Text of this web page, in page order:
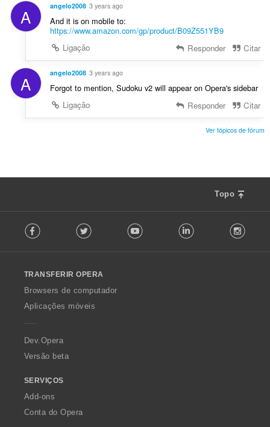
A angelo2008 3 years ago
And it is on mobile to:
https://www.amazon.com/gp/product/B09Z551YB9
Ligação
Responder Citar
A angelo2008 3 years ago
Forgot to mention, Sudoku v2 will appear on Opera's sidebar
Ligação
Responder Citar
Ver tópicos de fórum
Topo
o
w
O
p
a
Facebook Twitter Youtube LinkedIn
TRANSFERIR OPERA
Browsers de computador
Aplicações móveis
Dev.Opera
Versão beta
SERVIÇOS
Add-ons
Conta do Opera